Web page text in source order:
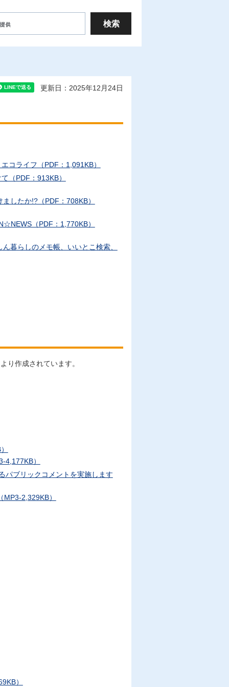
更新日：2025年12月24日
コライフ（PDF：1,091KB）
（PDF：913KB）
したか!?（PDF：708KB）
（PDF：1,770KB）
暮らしのメモ帳、いいとこ検索、
り作成されています。
4,177KB）
パブリックコメントを実施します
2,329KB）
）